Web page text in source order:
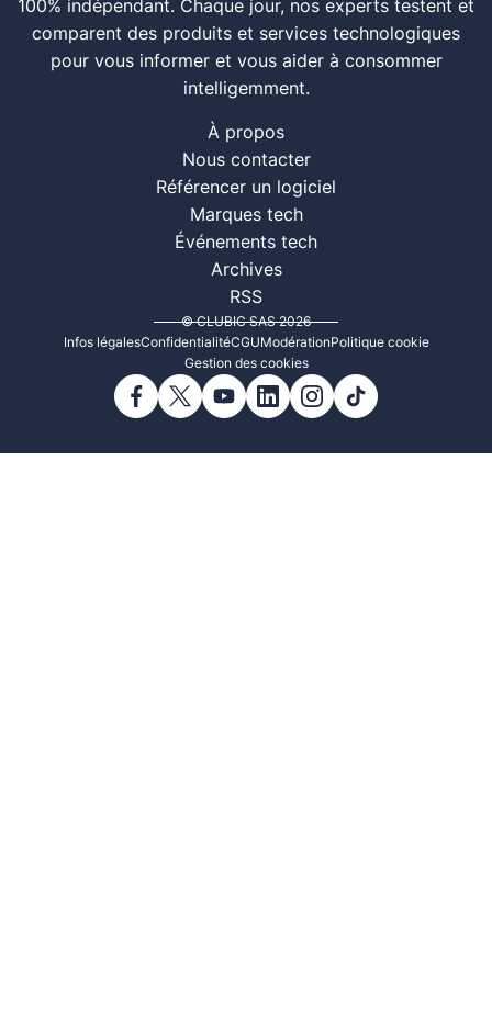
100% indépendant. Chaque jour, nos experts testent et
comparent des produits et services technologiques
pour vous informer et vous aider à consommer
intelligemment.
À propos
Nous contacter
Référencer un logiciel
Marques tech
Événements tech
Archives
RSS
© CLUBIC SAS 2026
Infos légalesConfidentialitéCGUModérationPolitique cookie
Gestion des cookies